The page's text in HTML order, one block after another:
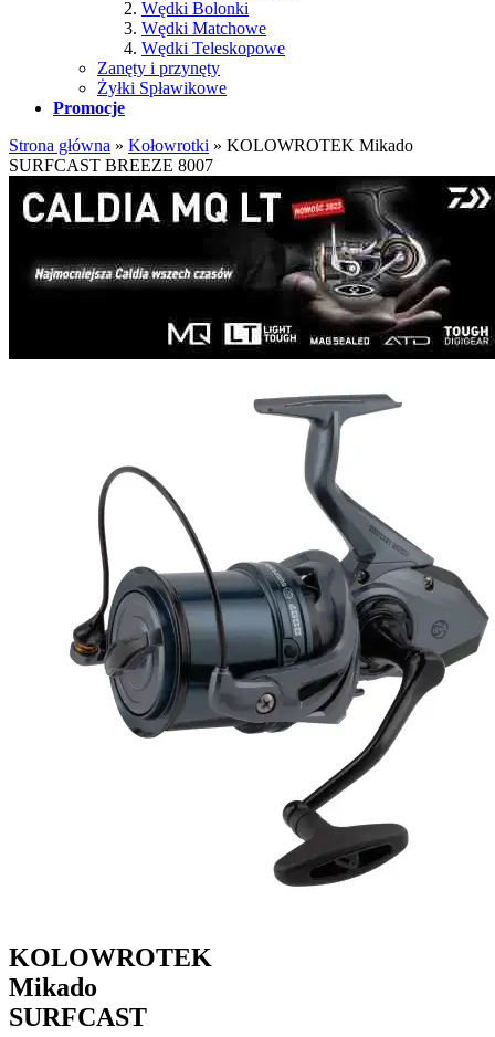
Wędki Bolonki
Wędki Matchowe
Wędki Teleskopowe
Zanęty i przynęty
Żyłki Spławikowe
Promocje
Strona główna » Kołowrotki » KOLOWROTEK Mikado
SURFCAST BREEZE 8007
KOLOWROTEK
Mikado
SURFCAST